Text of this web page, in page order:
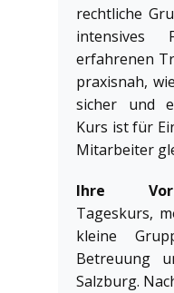
rechtliche
intensives
erfahrenen
praxisnah,
sicher und
Kurs ist für
Mitarbeiter
Ihre
Tageskurs,
kleine
Betreuung
Salzburg.